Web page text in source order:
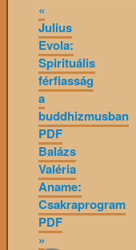
«
Julius
Evola:
Spirituális
férfiasság
a
buddhizmusban
PDF
Balázs
Valéria
Aname:
Csakraprogram
PDF
»